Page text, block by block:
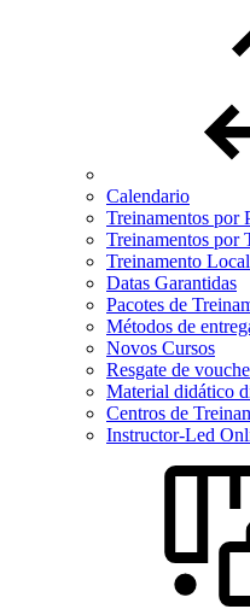
Calendario
Treinamentos por
Treinamentos por
Treinamento
Datas Garantidas
Pacotes de
Métodos de
Novos Cursos
Resgate de
Material didático
Centros de
Instructor-Led